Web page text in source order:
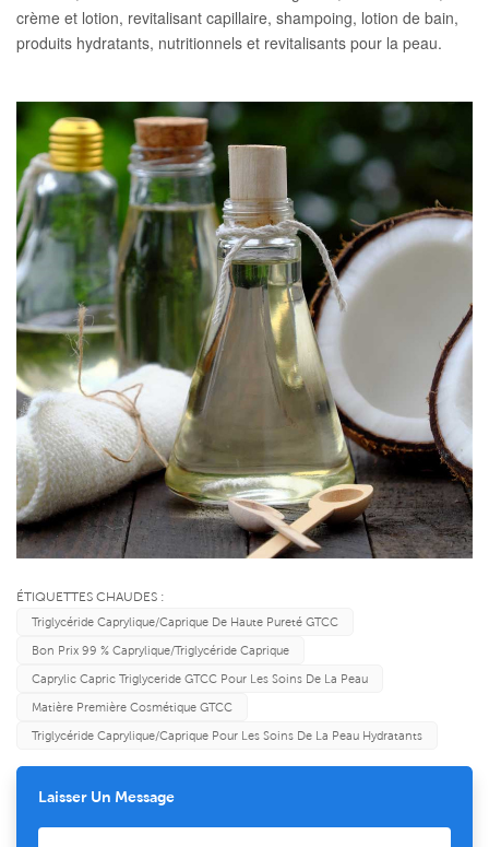
crème et lotion, revitalisant capillaire, shampoing, lotion de bain,
produits hydratants, nutritionnels et revitalisants pour la peau.
ÉTIQUETTES CHAUDES :
Triglycéride Caprylique/caprique De Haute Pureté GTCC
Bon Prix 99 % Caprylique/triglycéride Caprique
Caprylic Capric Triglyceride GTCC Pour Les Soins De La Peau
Matière Première Cosmétique GTCC
Triglycéride Caprylique/caprique Pour Les Soins De La Peau Hydratants
Laisser Un Message